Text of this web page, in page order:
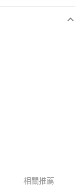
商業銀行
相關推薦